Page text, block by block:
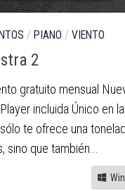
/ PIANO / VIENTO
2
gratuito mensual
incluida Único en
te ofrece una
que también...